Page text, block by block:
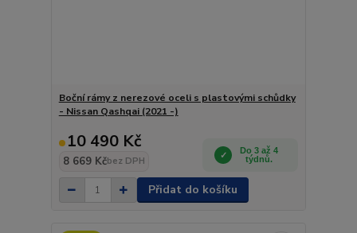
Boční rámy z nerezové oceli s plastovými schůdky
- Nissan Qashqai (2021 -)
10 490 Kč
8 669 Kčbez DPH
Do 3 až 4
týdnů.
Přidat do košíku